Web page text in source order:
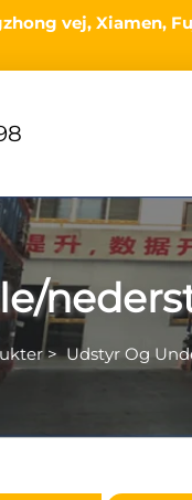
vej, Xiamen,
>Udstyr Og